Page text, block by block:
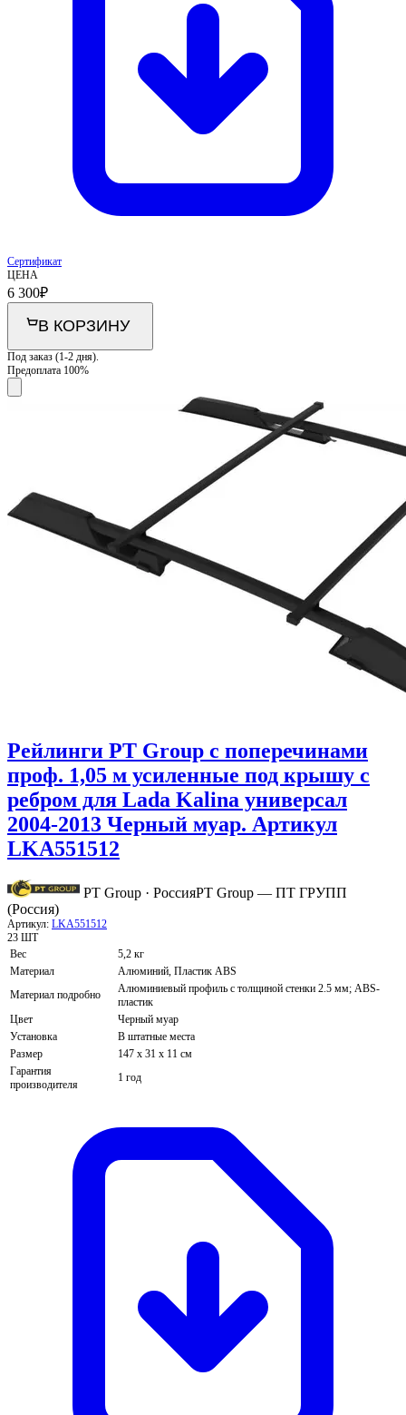
Сертификат
ЦЕНА
6 300₽
В КОРЗИНУ
Под заказ (1-2 дня).
Предоплата 100%
Рейлинги PT Group с поперечинами
проф. 1,05 м усиленные под крышу с
ребром для Lada Kalina универсал
2004-2013 Черный муар. Артикул
LKA551512
PT Group · РоссияPT Group — ПТ ГРУПП
(Россия)
Артикул: LKA551512
23 ШТ
Вес
5,2 кг
Материал
Алюминий, Пластик ABS
Материал подробно
Алюминиевый профиль c толщиной стенки 2.5 мм; ABS-
пластик
Цвет
Черный муар
Установка
В штатные места
Размер
147 х 31 х 11 см
Гарантия
производителя
1 год